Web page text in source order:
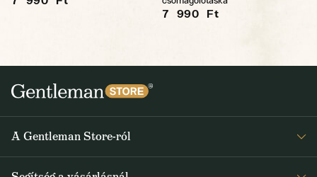
7 990 Ft
A Gentleman Store-ról